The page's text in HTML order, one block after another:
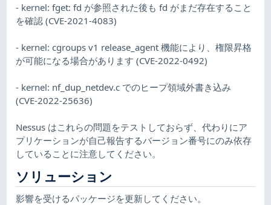
- kernel: fget: fd が参照された後も fd がまだ存在すること
を確認 (CVE-2021-4083)
- kernel: cgroups v1 release_agent 機能により、権限昇格
が可能になる場合があります (CVE-2022-0492)
- kernel: nf_dup_netdev.c でのヒープ領域外書き込み
(CVE-2022-25636)
Nessus はこれらの問題をテストしておらず、代わりにア
プリケーションが自己報告するバージョン番号にのみ依存
していることに注意してください。
ソリューション
影響を受けるパッケージを更新してください。